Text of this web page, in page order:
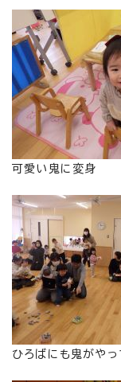
可愛い鬼に変身
ひろばにも鬼がやっ